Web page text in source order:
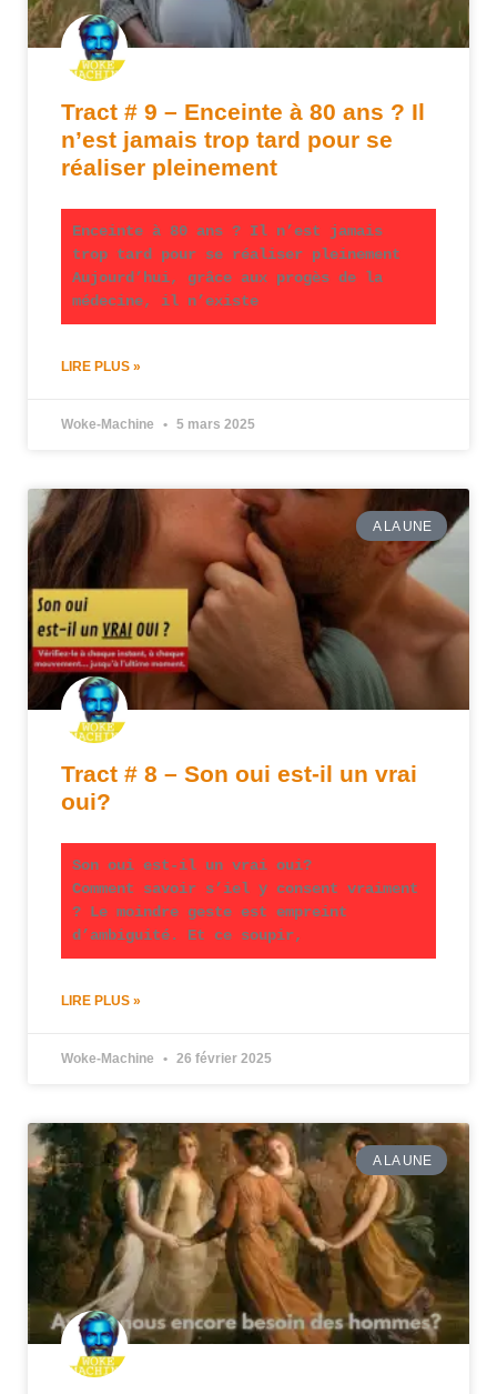
Tract # 9 – Enceinte à 80 ans ? Il
n’est jamais trop tard pour se
réaliser pleinement
Enceinte à 80 ans ? Il n’est jamais
trop tard pour se réaliser pleinement
Aujourd’hui, grâce aux progès de la
médecine, il n’existe
LIRE PLUS »
Woke-Machine 5 mars 2025
A LA UNE
Tract # 8 – Son oui est-il un vrai
oui?
Son oui est-il un vrai oui?
Comment savoir s’iel y consent vraiment
? Le moindre geste est empreint
d’ambiguité. Et ce soupir,
LIRE PLUS »
Woke-Machine 26 février 2025
A LA UNE